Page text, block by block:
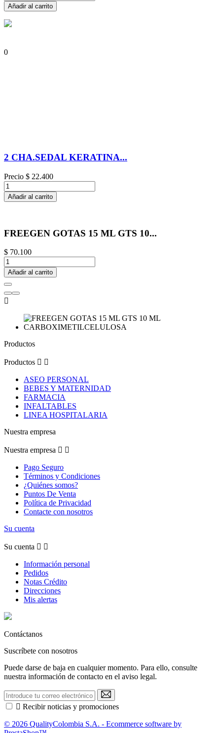
Añadir al carrito
0
2 CHA.SEDAL KERATINA...
Precio $ 22.400
Añadir al carrito
FREEGEN GOTAS 15 ML GTS 10...
$ 70.100
Añadir al carrito

Productos
Productos  
ASEO PERSONAL
BEBES Y MATERNIDAD
FARMACIA
INFALTABLES
LINEA HOSPITALARIA
Nuestra empresa
Nuestra empresa  
Pago Seguro
Términos y Condiciones
¿Quiénes somos?
Puntos De Venta
Política de Privacidad
Contacte con nosotros
Su cuenta
Su cuenta  
Información personal
Pedidos
Notas Crédito
Direcciones
Mis alertas
Contáctanos
Suscríbete con nosotros
Puede darse de baja en cualquier momento. Para ello, consulte
nuestra información de contacto en el aviso legal.
 Recibir noticias y promociones
© 2026 QualityColombia S.A. - Ecommerce software by